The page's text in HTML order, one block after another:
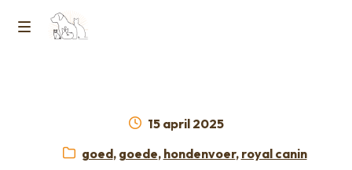
Ga
Ga
Horcon Webshop – GDPR / Voorwaarden /
Geplaatst
15 april 2025
Categorieën:
goed, goede, hondenvoer, royal canin